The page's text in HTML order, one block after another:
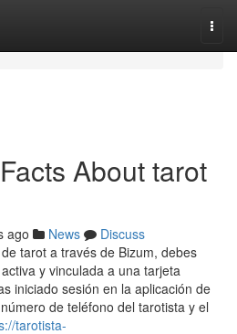
About tarot
ago News
Discuss
tarot a través de Bizum, debes
y vinculada a una tarjeta
iniciado sesión en la aplicación de
de teléfono del tarotista y el
tarotista-